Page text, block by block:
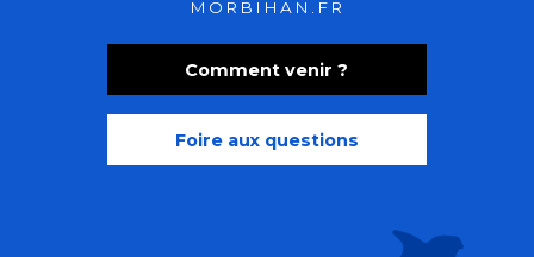
Comment venir ?
Foire aux questions
MORBIHAN.FR